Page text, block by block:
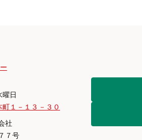
曜日
１－１３－３０
社
７号